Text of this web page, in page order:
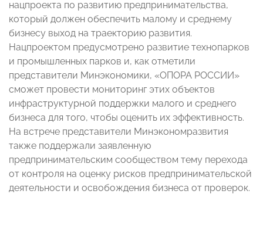
нацпроекта по развитию предпринимательства,
который должен обеспечить малому и среднему
бизнесу выход на траекторию развития.
Нацпроектом предусмотрено развитие технопарков
и промышленных парков и, как отметили
представители Минэкономики, «ОПОРА РОССИИ»
сможет провести мониторинг этих объектов
инфраструктурной поддержки малого и среднего
бизнеса для того, чтобы оценить их эффективность.
На встрече представители Минэкономразвития
также поддержали заявленную
предпринимательским сообществом тему перехода
от контроля на оценку рисков предпринимательской
деятельности и освобождения бизнеса от проверок.